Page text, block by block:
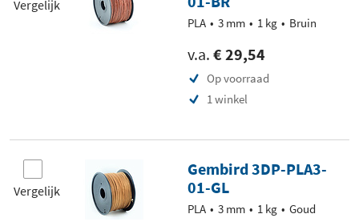
Vergelijk
PLA 3 mm 1 kg Bruin
v.a. € 29,54
Op voorraad
1 winkel
Vergelijk
Gembird 3DP-PLA3-
01-GL
PLA 3 mm 1 kg Goud